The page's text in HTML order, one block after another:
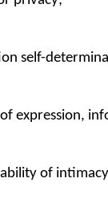
self-
expression,
of